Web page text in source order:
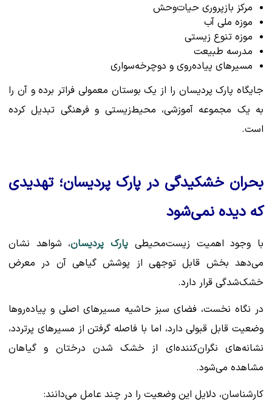
مرکز بازپروری حیات‌وحش
موزه ملی آب
موزه تنوع زیستی
مدرسه طبیعت
مسیرهای پیاده‌روی و دوچرخه‌سواری
جایگاه پارک پردیسان را از یک بوستان معمولی فراتر برده و آن را
به یک مجموعه آموزشی، محیط‌زیستی و فرهنگی تبدیل کرده
است.
بحران خشکیدگی در پارک پردیسان؛ تهدیدی
که دیده نمی‌شود
با وجود اهمیت زیست‌محیطی پارک پردیسان، شواهد نشان
می‌دهد بخش قابل توجهی از پوشش گیاهی آن در معرض
خشک‌شدگی قرار دارد.
در نگاه نخست، فضای سبز حاشیه مسیرهای اصلی و پیاده‌روها
وضعیت قابل قبولی دارد، اما با فاصله گرفتن از مسیرهای پرتردد،
نشانه‌های نگران‌کننده‌ای از خشک شدن درختان و گیاهان
مشاهده می‌شود.
کارشناسان، دلایل این وضعیت را در چند عامل می‌دانند: